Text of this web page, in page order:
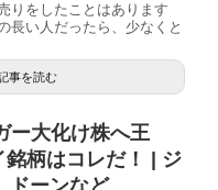
りをしたことはあります
長い人だったら、少なくと
事を読む
ー大化け株へ王
柄はコレだ！ | ジ